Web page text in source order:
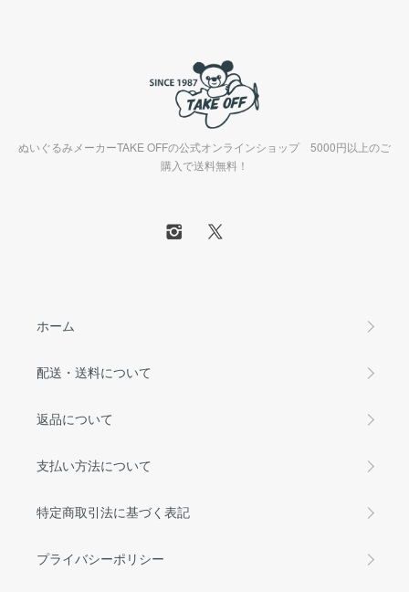
ぬいぐるみメーカーTAKE OFFの公式オンラインショップ 5000円以上のご
購入で送料無料！
ホーム
配送・送料について
返品について
支払い方法について
特定商取引法に基づく表記
プライバシーポリシー